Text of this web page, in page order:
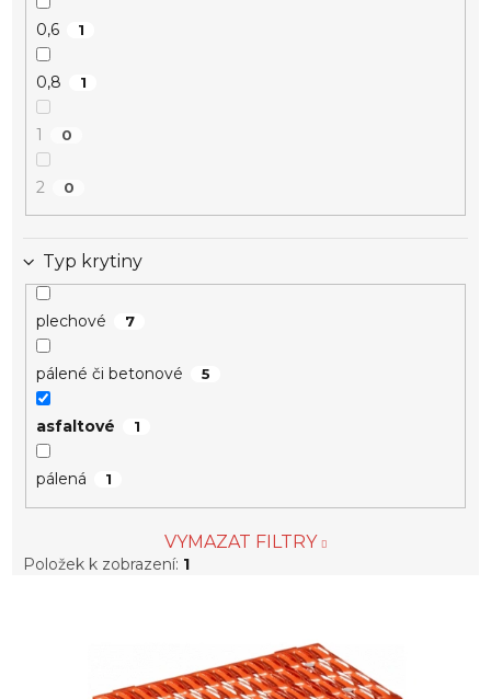
0,6 1
0,8 1
1 0
2 0
Typ krytiny
plechové 7
pálené či betonové 5
asfaltové 1
pálená 1
VYMAZAT FILTRY
Položek k zobrazení: 1